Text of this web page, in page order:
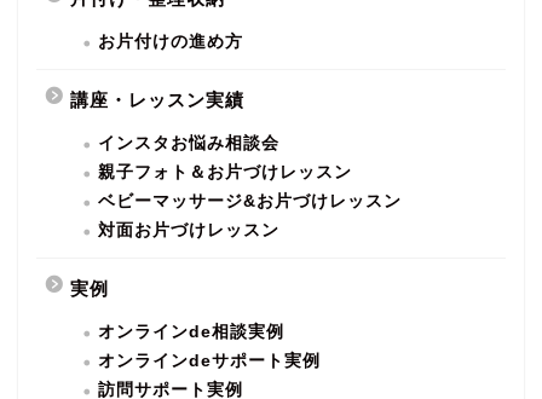
お片付けの進め方
講座・レッスン実績
インスタお悩み相談会
親子フォト＆お片づけレッスン
ベビーマッサージ&お片づけレッスン
対面お片づけレッスン
実例
オンラインde相談実例
オンラインdeサポート実例
訪問サポート実例